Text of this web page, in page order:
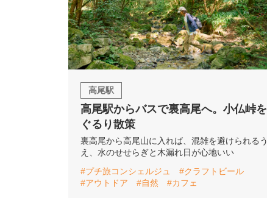
高尾駅
高尾駅からバスで裏高尾へ。小仏峠を
ぐるり散策
裏高尾から高尾山に入れば、混雑を避けられるう
え、水のせせらぎと木漏れ日が心地いい
#プチ旅コンシェルジュ
#クラフトビール
#アウトドア
#自然 #カフェ